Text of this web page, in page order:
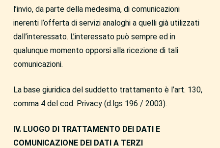
l’invio, da parte della medesima, di comunicazioni
inerenti l’offerta di servizi analoghi a quelli già utilizzati
dall’interessato. L’interessato può sempre ed in
qualunque momento opporsi alla ricezione di tali
comunicazioni.
La base giuridica del suddetto trattamento è l’art. 130,
comma 4 del cod. Privacy (d.lgs 196 / 2003).
IV. LUOGO DI TRATTAMENTO DEI DATI E
COMUNICAZIONE DEI DATI A TERZI